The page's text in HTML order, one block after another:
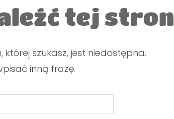
tej
której szukasz, jest niedostępna.
inną frazę.